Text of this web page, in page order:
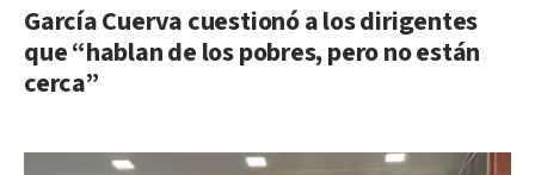
García Cuerva cuestionó a los dirigentes
que “hablan de los pobres, pero no están
cerca”